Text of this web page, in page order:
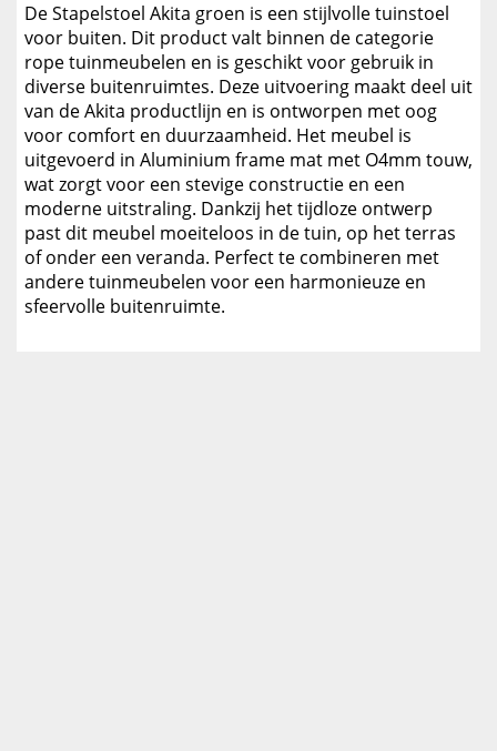
De Stapelstoel Akita groen is een stijlvolle tuinstoel
voor buiten. Dit product valt binnen de categorie
rope tuinmeubelen en is geschikt voor gebruik in
diverse buitenruimtes. Deze uitvoering maakt deel uit
van de Akita productlijn en is ontworpen met oog
voor comfort en duurzaamheid. Het meubel is
uitgevoerd in Aluminium frame mat met O4mm touw,
wat zorgt voor een stevige constructie en een
moderne uitstraling. Dankzij het tijdloze ontwerp
past dit meubel moeiteloos in de tuin, op het terras
of onder een veranda. Perfect te combineren met
andere tuinmeubelen voor een harmonieuze en
sfeervolle buitenruimte.